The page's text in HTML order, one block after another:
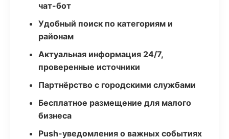
чат-бот
Удобный поиск по категориям и
районам
Актуальная информация 24/7,
проверенные источники
Партнёрство с городскими службами
Бесплатное размещение для малого
бизнеса
Push-уведомления о важных событиях